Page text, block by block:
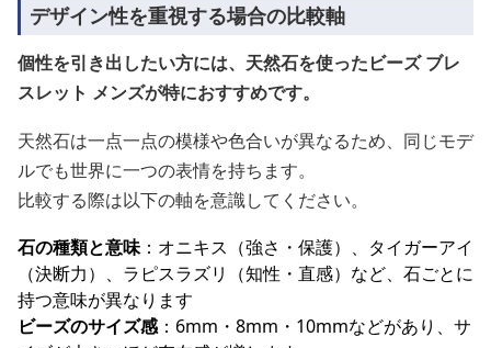
デザイン性を重視する場合の比較軸
個性を引き出したい方には、天然石を使ったビーズ ブレ
スレット メンズが特におすすめです。
天然石は一点一点の模様や色合いが異なるため、同じモデ
ルでも世界に一つの表情を持ちます。
比較する際は以下の軸を意識してください。
石の種類と意味：オニキス（強さ・保護）、タイガーアイ
（決断力）、ラピスラズリ（知性・直感）など、石ごとに
持つ意味が異なります
ビーズのサイズ感：6mm・8mm・10mmなどがあり、サ